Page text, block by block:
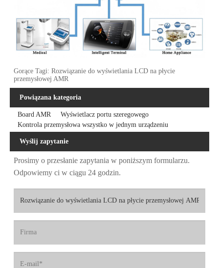
Gorące Tagi: Rozwiązanie do wyświetlania LCD na płycie
przemysłowej AMR
Powiązana kategoria
Board AMR
Wyświetlacz portu szeregowego
Kontrola przemysłowa wszystko w jednym urządzeniu
Wyślij zapytanie
Prosimy o przesłanie zapytania w poniższym formularzu.
Odpowiemy ci w ciągu 24 godzin.